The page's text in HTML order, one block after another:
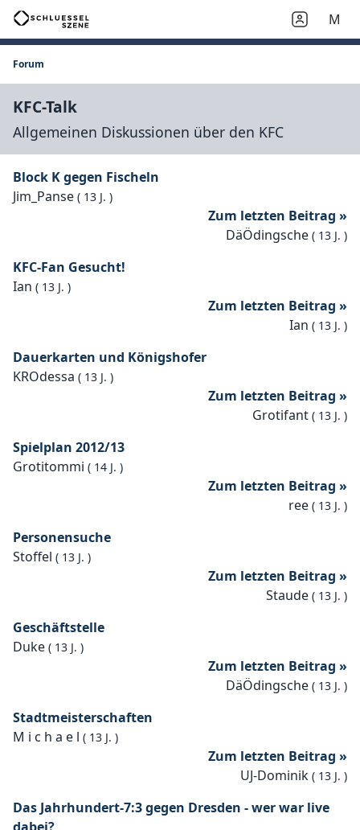
M
Forum
KFC-Talk
Allgemeinen Diskussionen über den KFC
Block K gegen Fischeln
Jim_Panse ( 13 J. )
Zum letzten Beitrag »
DäÖdingsche ( 13 J. )
KFC-Fan Gesucht!
Ian ( 13 J. )
Zum letzten Beitrag »
Ian ( 13 J. )
Dauerkarten und Königshofer
KROdessa ( 13 J. )
Zum letzten Beitrag »
Grotifant ( 13 J. )
Spielplan 2012/13
Grotitommi ( 14 J. )
Zum letzten Beitrag »
ree ( 13 J. )
Personensuche
Stoffel ( 13 J. )
Zum letzten Beitrag »
Staude ( 13 J. )
Geschäftstelle
Duke ( 13 J. )
Zum letzten Beitrag »
DäÖdingsche ( 13 J. )
Stadtmeisterschaften
M i c h a e l ( 13 J. )
Zum letzten Beitrag »
UJ-Dominik ( 13 J. )
Das Jahrhundert-7:3 gegen Dresden - wer war live